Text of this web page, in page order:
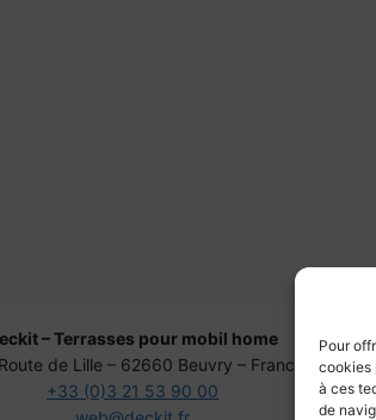
Pour
cookies
à ces
de
– Terrasses pour mobil home
de Lille – 62660 Beuvry – France
+33 (0)3 21 53 90 00